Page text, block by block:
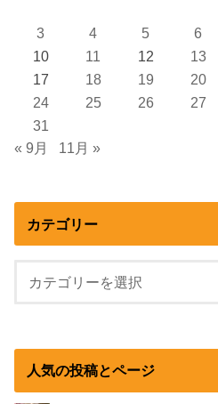
3
4 5 6
10
11 12 13
17
18 19 20
24
25 26 27
31
« 9月
11月 »
カテゴリー
人気の投稿とページ